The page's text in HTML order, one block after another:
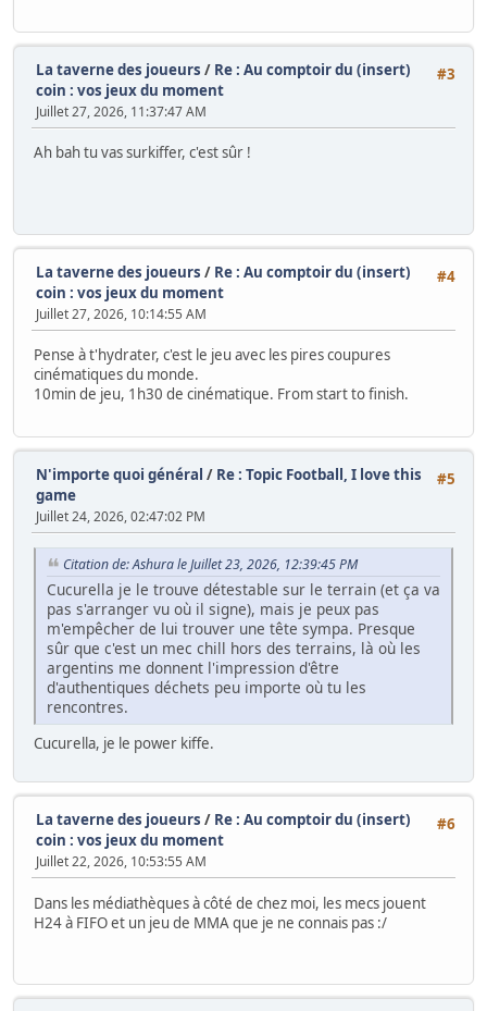
#3
La taverne des joueurs / Re : Au comptoir du (insert)
coin : vos jeux du moment
Juillet 27, 2026, 11:37:47 AM
Ah bah tu vas surkiffer, c'est sûr !
#4
La taverne des joueurs / Re : Au comptoir du (insert)
coin : vos jeux du moment
Juillet 27, 2026, 10:14:55 AM
Pense à t'hydrater, c'est le jeu avec les pires coupures
cinématiques du monde.
10min de jeu, 1h30 de cinématique. From start to finish.
#5
N'importe quoi général / Re : Topic Football, I love this
game
Juillet 24, 2026, 02:47:02 PM
Citation de: Ashura le Juillet 23, 2026, 12:39:45 PM
Cucurella je le trouve détestable sur le terrain (et ça va
pas s'arranger vu où il signe), mais je peux pas
m'empêcher de lui trouver une tête sympa. Presque
sûr que c'est un mec chill hors des terrains, là où les
argentins me donnent l'impression d'être
d'authentiques déchets peu importe où tu les
rencontres.
Cucurella, je le power kiffe.
#6
La taverne des joueurs / Re : Au comptoir du (insert)
coin : vos jeux du moment
Juillet 22, 2026, 10:53:55 AM
Dans les médiathèques à côté de chez moi, les mecs jouent
H24 à FIFO et un jeu de MMA que je ne connais pas :/